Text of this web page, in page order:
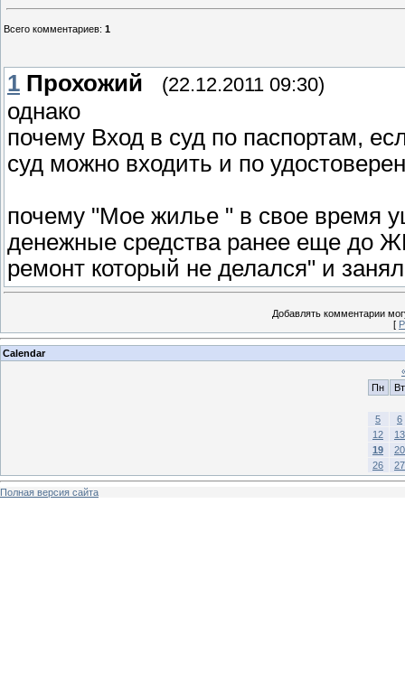
Всего комментариев: 1
1 Прохожий (22.12.2011 09:30)
однако
почему Вход в суд по паспортам,
суд можно входить и по
почему "Мое жилье " в свое время
денежные средства ранее еще до
ремонт который не делался" и
Добавлять комментарии
[
Calendar
Пн
Вт
5
6
12
13
19
20
26
27
Полная версия сайта